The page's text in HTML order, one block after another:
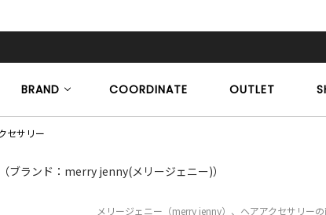
BRAND COORDINATE OUTLET
セサリー
（ブランド：merry jenny(メリージェニー)）
メリージェニー（merry jenny）、ヘアアクセサリーの